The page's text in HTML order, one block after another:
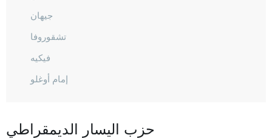
جيهان
تشقوروفا
فيكيه
إمام أوغلو
كاراتاش
حزب اليسار الديمقراطي